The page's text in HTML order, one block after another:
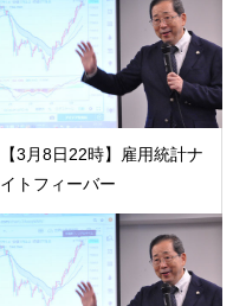
【3月8日22時】雇用統計ナ
イトフィーバー